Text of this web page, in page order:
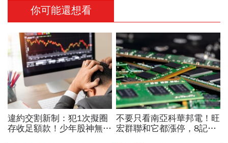
你可能還想看
違約交割新制：犯1次擬圈
存收足額款！少年股神無本
不要只看南亞科華邦電！旺
宏群聯和它都漲停，8記憶